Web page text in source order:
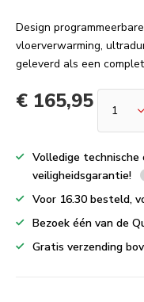
Design
vloerverwarming,
geleverd als een
€ 165,95
Volledige
veiligheidsgarantie!
Voor 16.30 besteld,
Bezoek één van de
Gratis verzending